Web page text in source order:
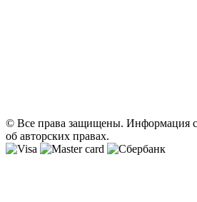
© Все права защищены. Информация
об авторских правах.